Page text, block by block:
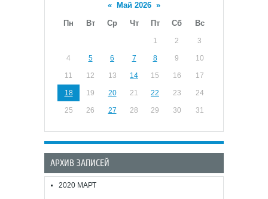
« Май 2026 »
Пн
Вт Ср Чт Пт Сб Вс
1 2 3
4 5 6 7 8 9 10
11 12 13 14 15 16 17
18 19 20 21 22 23 24
25 26 27 28 29 30 31
АРХИВ ЗАПИСЕЙ
2020 МАРТ